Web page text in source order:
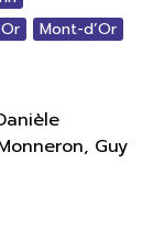
Mont-d’Or
Guy